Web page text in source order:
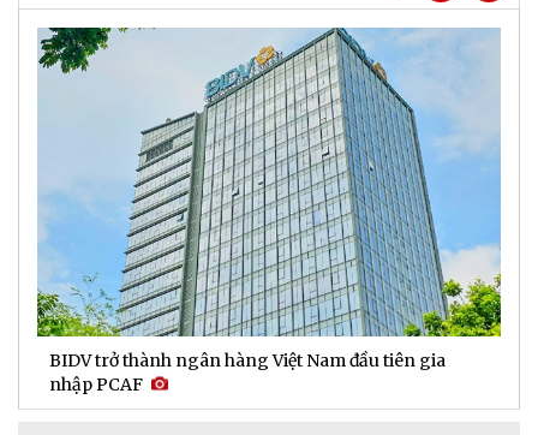
BIDV trở thành ngân hàng Việt Nam đầu tiên gia
nhập PCAF